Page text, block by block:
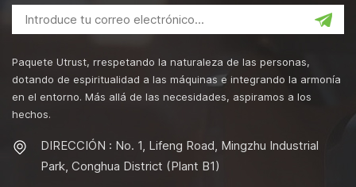
Paquete Utrust, rrespetando la naturaleza de las personas,
dotando de espiritualidad a las máquinas e integrando la armonía
en el entorno. Más allá de las necesidades, aspiramos a los
hechos.
DIRECCIÓN : No. 1, Lifeng Road, Mingzhu Industrial
Park, Conghua District (Plant B1)